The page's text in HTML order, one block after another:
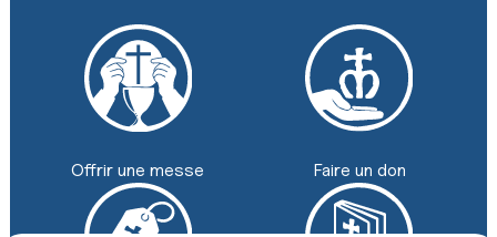
Offrir une messe Faire un don